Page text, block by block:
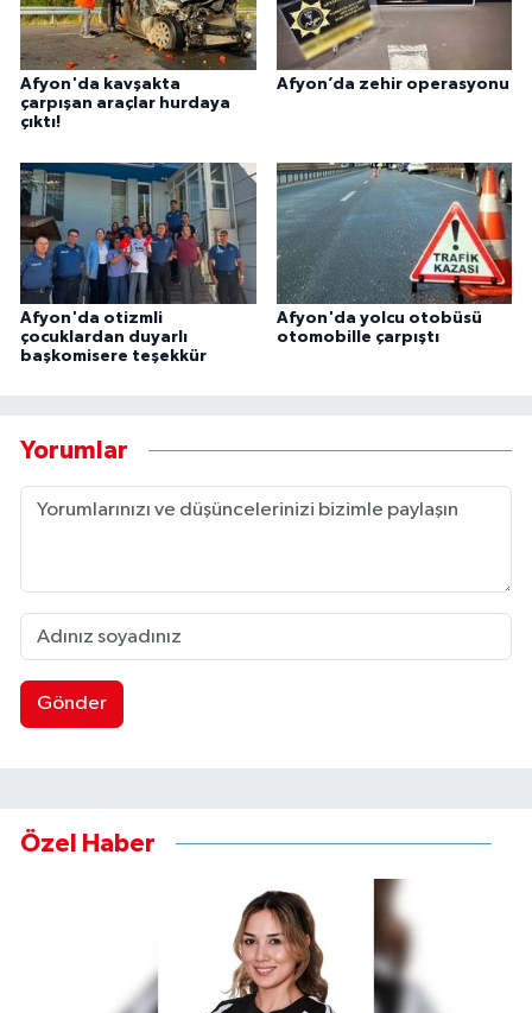
Afyon'da kavşakta
çarpışan araçlar hurdaya
çıktı!
Afyon’da zehir operasyonu
Afyon'da otizmli
çocuklardan duyarlı
başkomisere teşekkür
Afyon'da yolcu otobüsü
otomobille çarpıştı
Yorumlar
Gönder
Özel Haber